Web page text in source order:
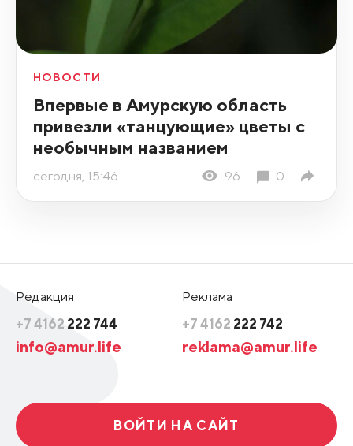
НОВОСТИ
Впервые в Амурскую область
привезли «танцующие» цветы с
необычным названием
сегодня, 15:46 96 0
Редакция
+7 4162 222 744
info@amur.life
Реклама
+7 4162 222 742
reklama@amur.life
ВОЙТИ НА САЙТ